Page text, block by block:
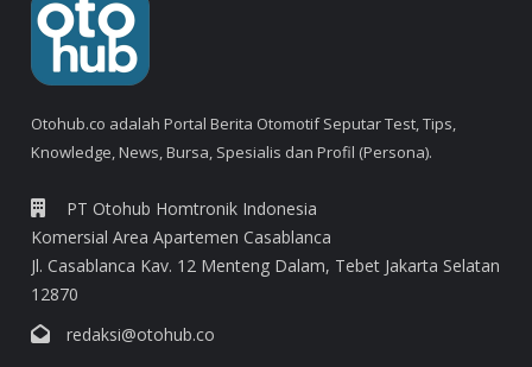
Otohub.co adalah Portal Berita Otomotif Seputar Test, Tips,
Knowledge, News, Bursa, Spesialis dan Profil (Persona).
PT Otohub Homtronik Indonesia
Komersial Area Apartemen Casablanca
Jl. Casablanca Kav. 12 Menteng Dalam, Tebet Jakarta Selatan
12870
redaksi@otohub.co